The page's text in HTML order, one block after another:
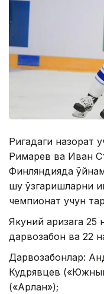
Ригадаги назорат
Римарев ва Иван
Финляндияда
шу ўзгаришларни
чемпионат учун
Якуний аризага 25
дарвозабон ва 22
Дарвозабонлар:
Кудрявцев
(«Арлан»);